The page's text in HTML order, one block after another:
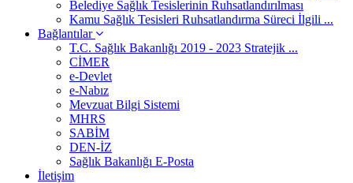
Belediye Sağlık Tesislerinin Ruhsatlandırılması
Kamu Sağlık Tesisleri Ruhsatlandırma Süreci İlgili ...
Bağlantılar
T.C. Sağlık Bakanlığı 2019 - 2023 Stratejik ...
CİMER
e-Devlet
e-Nabız
Mevzuat Bilgi Sistemi
MHRS
SABİM
DEN-İZ
Sağlık Bakanlığı E-Posta
İletişim